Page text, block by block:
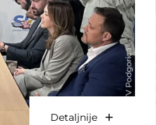
Detaljnije